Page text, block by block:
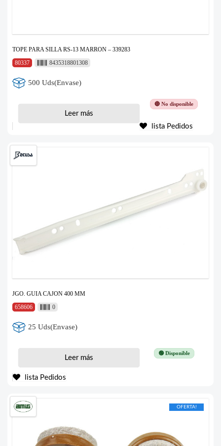
TOPE PARA SILLA RS-13 MARRON – 339283
80337
8435318801308
500 Uds(Envase)
🔴 No disponible
Leer más
lista Pedidos
JGO. GUIA CAJON 400 MM
658606
0
25 Uds(Envase)
🟢 Disponible
Leer más
lista Pedidos
OFERTA!